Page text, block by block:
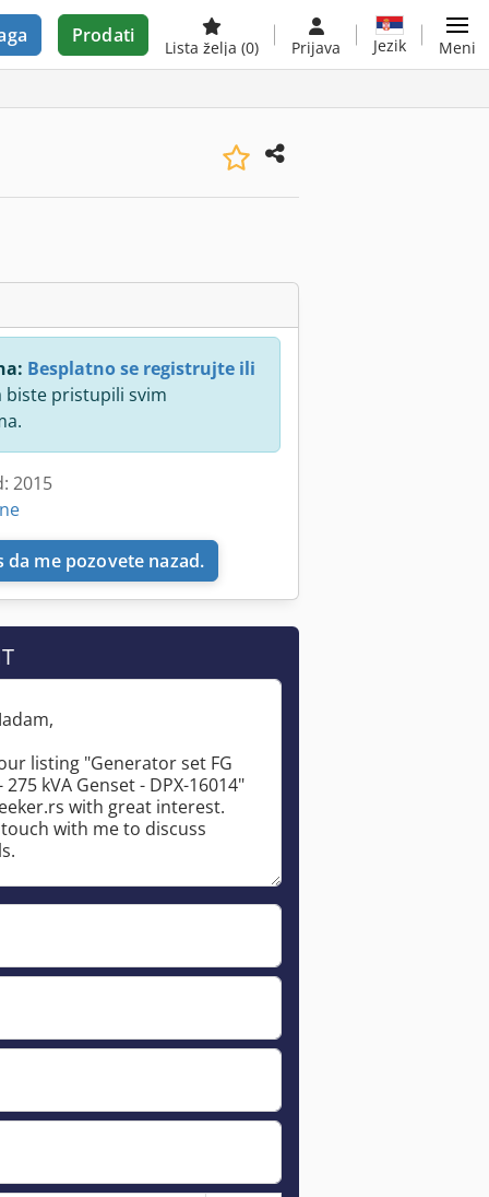
Prodati
Lista želja (0) Prijava Jezik Meni
Besplatno se registrujte ili
biste pristupili svim
2015
da me pozovete nazad.